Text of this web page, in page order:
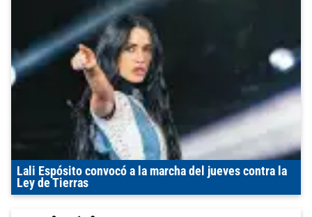
Lali Espósito convocó a la marcha del jueves contra la
Ley de Tierras